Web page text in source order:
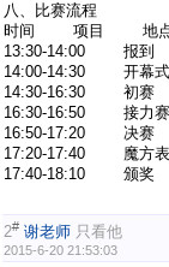
八、比赛流程
时间 项目 地
13:30-14:00 报到
14:00-14:30 开
14:30-16:30 初
16:30-16:50 接
16:50-17:20 决
17:20-17:40 魔方
17:40-18:10 颁
2# 谢老师 只看他
2015-6-20 21:53:03